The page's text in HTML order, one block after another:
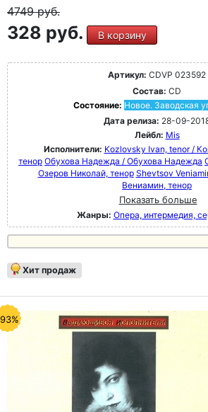
4749руб.
328 руб. В корзину
Артикул: CDVP 023592
Состав: CD
Состояние: Новое. Заводская
Дата релиза: 28-09-
Лейбл: Mis
Исполнители: Kozlovsky Ivan, tenor /
тенор Обухова Надежда / Обухова Надежда
Озеров Николай, тенор Shevtsov
Вениамин, тенор
Показать больше
Жанры: Опера, интермедия,
Хит продаж